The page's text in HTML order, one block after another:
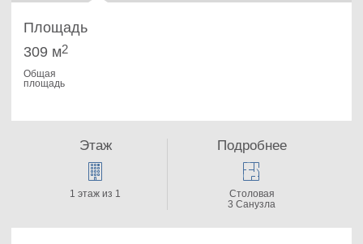
Площадь
309 м2
Общая
площадь
Этаж
1 этаж из 1
Подробнее
Столовая
3 Санузла